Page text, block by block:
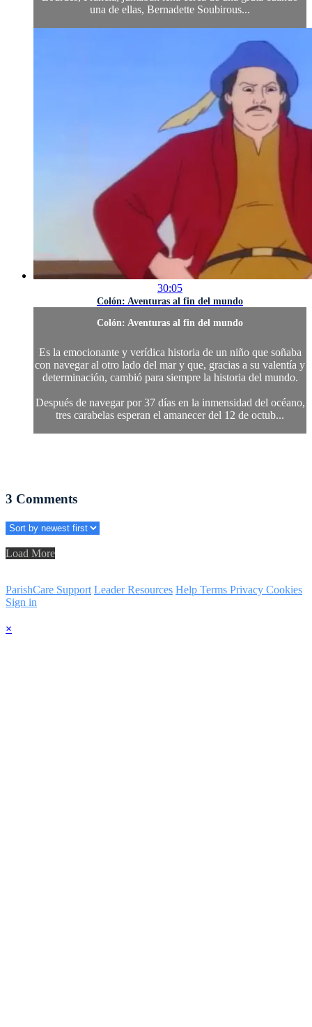
una de ellas, Bernadette Soubirous...
30:05
Colón: Aventuras al fin del mundo
Colón: Aventuras al fin del mundo
Es la emocionante y verídica historia de un niño que soñaba
con navegar al otro lado del mar y que, gracias a su valentía y
determinación, cambió para siempre la historia del mundo.
Después de navegar por 37 días en la inmensidad del océano,
tres carabelas esperan el amanecer del 12 de octub...
3 Comments
Load More
ParishCare Support Leader Resources Help Terms Privacy Cookies
Sign in
×